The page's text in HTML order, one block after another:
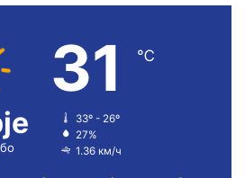
31 ℃
33º - 26º
27%
1.36 км/ч